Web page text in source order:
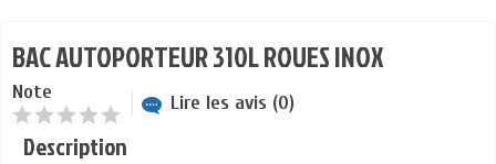
BAC AUTOPORTEUR 310L ROUES INOX
Note Lire les avis (0)
Description